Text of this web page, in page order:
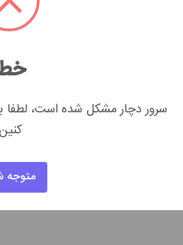
پلاک۲۳
سرور دچار مشکل شده است، لطفا
متوجه